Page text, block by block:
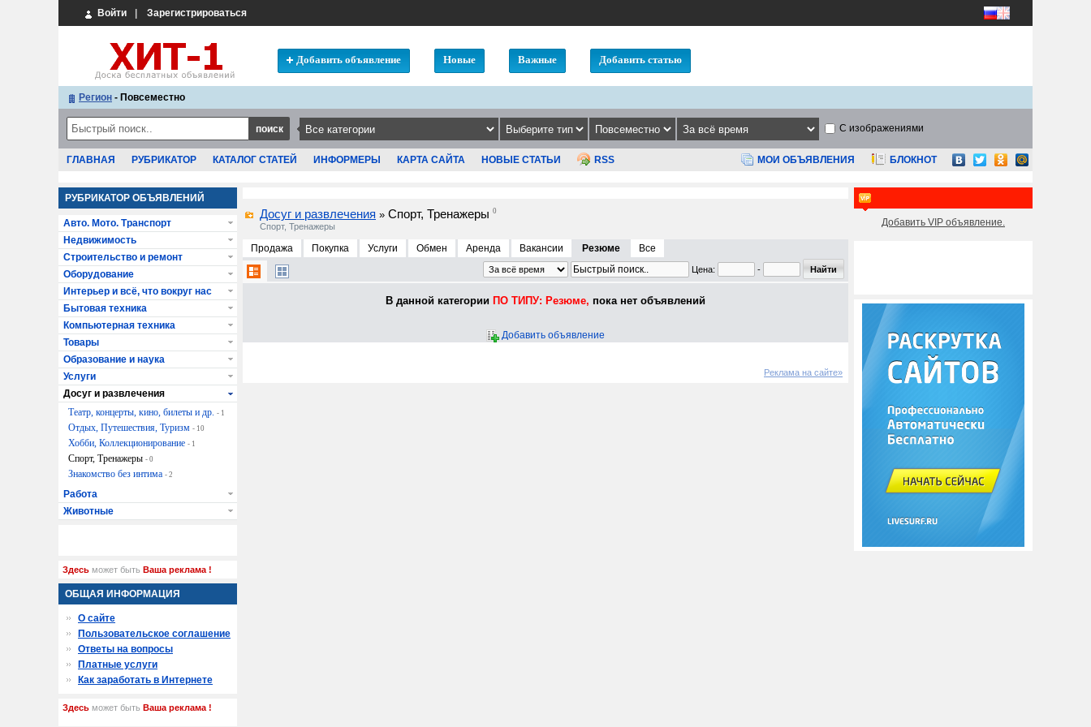
Войти Зарегистрироваться
Добавить объявление Новые Важные Добавить статью
Регион - Повсеместно
С изображениями
ГЛАВНАЯ РУБРИКАТОР КАТАЛОГ СТАТЕЙ ИНФОРМЕРЫ КАРТА САЙТА НОВЫЕ СТАТЬИ RSS МОИ ОБЪЯВЛЕНИЯ БЛОКНОТ
Досуг и развлечения » Спорт, Тренажеры 0
Спорт, Тренажеры
Продажа Покупка Услуги Обмен Аренда Вакансии Резюме Все
Цена: -
В данной категории ПО ТИПУ: Резюме, пока нет объявлений
Добавить объявление
Реклама на сайте»
РУБРИКАТОР ОБЪЯВЛЕНИЙ
Авто. Мото. Транспорт
Недвижимость
Строительство и ремонт
Оборудование
Интерьер и всё, что вокруг нас
Бытовая техника
Компьютерная техника
Товары
Образование и наука
Услуги
Досуг и развлечения
Театр, концерты, кино, билеты и др. - 1
Отдых, Путешествия, Туризм - 10
Хобби, Коллекционирование - 1
Спорт, Тренажеры - 0
Знакомство без интима - 2
Работа
Животные
Здесь может быть Ваша реклама !
ОБЩАЯ ИНФОРМАЦИЯ
О сайте
Пользовательское соглашение
Ответы на вопросы
Платные услуги
Как заработать в Интернете
Здесь может быть Ваша реклама !
Добавить VIP объявление.